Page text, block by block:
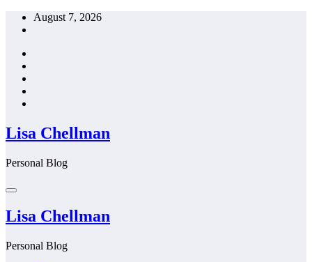
Skip
August 7, 2026
Lisa Chellman
Personal Blog
Lisa Chellman
Personal Blog